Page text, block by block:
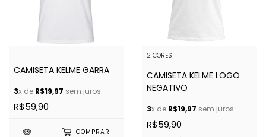
CAMISETA KELME GARRA
3x de R$19,97 sem juros
R$59,90
COMPRAR
2 CORES
CAMISETA KELME LOGO
NEGATIVO
3x de R$19,97 sem juros
R$59,90